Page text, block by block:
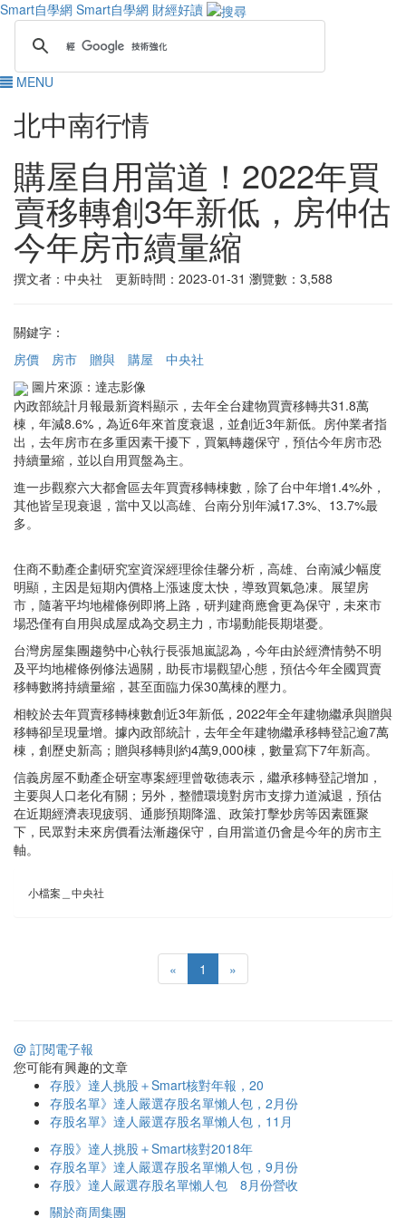
Smart自學網 Smart自學網 財經好讀
MENU
北中南行情
購屋自用當道！2022年買
賣移轉創3年新低，房仲估
今年房市續量縮
撰文者：中央社 更新時間：2023-01-31 瀏覽數：3,588
關鍵字：
房價
房市 贈與 購屋
中央社
圖片來源：達志影像
內政部統計月報最新資料顯示，去年全台建物買賣移轉共31.8萬
棟，年減8.6%，為近6年來首度衰退，並創近3年新低。房仲業者指
出，去年房市在多重因素干擾下，買氣轉趨保守，預估今年房市恐
持續量縮，並以自用買盤為主。
進一步觀察六大都會區去年買賣移轉棟數，除了台中年增1.4%外，
其他皆呈現衰退，當中又以高雄、台南分別年減17.3%、13.7%最
多。
住商不動產企劃研究室資深經理徐佳馨分析，高雄、台南減少幅度
明顯，主因是短期內價格上漲速度太快，導致買氣急凍。展望房
市，隨著平均地權條例即將上路，研判建商應會更為保守，未來市
場恐僅有自用與成屋成為交易主力，市場動能長期堪憂。
台灣房屋集團趨勢中心執行長張旭嵐認為，今年由於經濟情勢不明
及平均地權條例修法過關，助長市場觀望心態，預估今年全國買賣
移轉數將持續量縮，甚至面臨力保30萬棟的壓力。
相較於去年買賣移轉棟數創近3年新低，2022年全年建物繼承與贈與
移轉卻呈現量增。據內政部統計，去年全年建物繼承移轉登記逾7萬
棟，創歷史新高；贈與移轉則約4萬9,000棟，數量寫下7年新高。
信義房屋不動產企研室專案經理曾敬德表示，繼承移轉登記增加，
主要與人口老化有關；另外，整體環境對房市支撐力道減退，預估
在近期經濟表現疲弱、通膨預期降溫、政策打擊炒房等因素匯聚
下，民眾對未來房價看法漸趨保守，自用當道仍會是今年的房市主
軸。
小檔案＿中央社
« 1 »
@ 訂閱電子報
您可能有興趣的文章
存股》達人挑股＋Smart核對年報，20
存股名單》達人嚴選存股名單懶人包，2月份
存股名單》達人嚴選存股名單懶人包，11月
存股》達人挑股＋Smart核對2018年
存股名單》達人嚴選存股名單懶人包，9月份
存股》達人嚴選存股名單懶人包 8月份營收
關於商周集團